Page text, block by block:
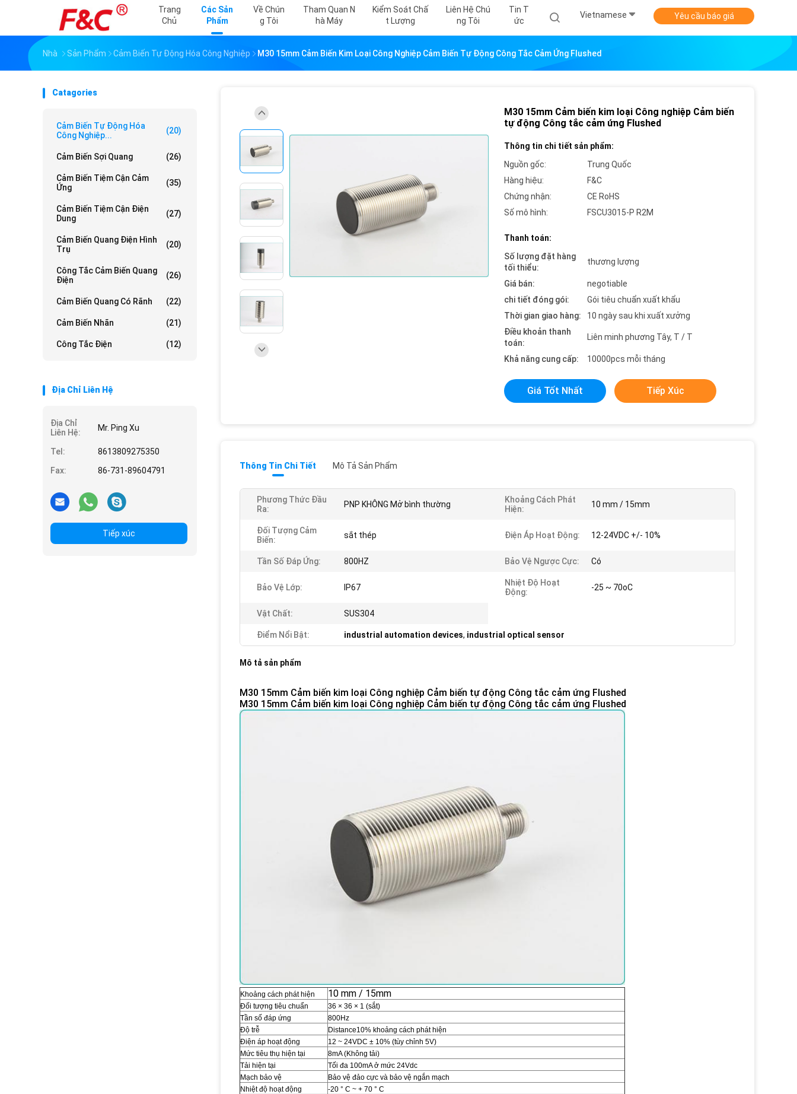
Trang
Chủ
Các Sản
Phẩm
Về Chún
G Tôi
Tham Quan N
Hà Máy
Kiểm Soát Chấ
T Lượng
Liên Hệ Chú
Ng Tôi
Tin T
Ức
Vietnamese Yêu cầu báo giá
Nhà Sản Phẩm Cảm Biến Tự Động Hóa Công Nghiệp M30 15mm Cảm Biến Kim Loại Công Nghiệp Cảm Biến Tự Động Công Tắc Cảm Ứng Flushed
Catagories
Cảm Biến Tự Động Hóa
Công Nghiệp...
(20)
Cảm Biến Sợi Quang (26)
Cảm Biến Tiệm Cận Cảm
Ứng
(35)
Cảm Biến Tiệm Cận Điện
Dung
(27)
Cảm Biến Quang Điện Hình
Trụ
(20)
Công Tắc Cảm Biến Quang
Điện
(26)
Cảm Biến Quang Có Rãnh (22)
Cảm Biến Nhãn (21)
Công Tắc Điện (12)
Địa Chỉ Liên Hệ
Địa Chỉ
Liên Hệ:
Mr. Ping Xu
Tel:
8613809275350
Fax:
86-731-89604791
Tiếp xúc
M30 15mm Cảm biến kim loại Công nghiệp Cảm biến
tự động Công tắc cảm ứng Flushed
Thông tin chi tiết sản phẩm:
Nguồn gốc:
Trung Quốc
Hàng hiệu:
F&C
Chứng nhận:
CE RoHS
Số mô hình:
FSCU3015-P R2M
Thanh toán:
Số lượng đặt hàng
tối thiểu:
thương lượng
Giá bán:
negotiable
chi tiết đóng gói:
Gói tiêu chuẩn xuất khẩu
Thời gian giao hàng:
10 ngày sau khi xuất xưởng
Điều khoản thanh
toán:
Liên minh phương Tây, T / T
Khả năng cung cấp: 10000pcs mỗi tháng
Giá Tốt Nhất Tiếp Xúc
Thông Tin Chi Tiết Mô Tả Sản Phẩm
Phương Thức Đầu
Ra:
PNP KHÔNG Mở bình thường
Khoảng Cách Phát
Hiện:
10 mm / 15mm
Đối Tượng Cảm
Biến:
sắt thép Điện Áp Hoạt Động: 12-24VDC +/- 10%
Tần Số Đáp Ứng: 800HZ Bảo Vệ Ngược Cực: Có
Bảo Vệ Lớp: IP67
Nhiệt Độ Hoạt
Động:
-25 ~ 70oC
Vật Chất: SUS304
Điểm Nổi Bật: industrial automation devices, industrial optical sensor
Mô tả sản phẩm
M30 15mm Cảm biến kim loại Công nghiệp Cảm biến tự động Công tắc cảm ứng Flushed
M30 15mm Cảm biến kim loại Công nghiệp Cảm biến tự động Công tắc cảm ứng Flushed
Khoảng cách phát hiện 10 mm / 15mm
Đối tượng tiêu chuẩn
36 × 36 × 1 (sắt)
Tần số đáp ứng
800Hz
Độ trễ
Distance10% khoảng cách phát hiện
Điện áp hoạt động
12 ~ 24VDC ± 10% (tùy chỉnh 5V)
Mức tiêu thụ hiện tại
8mA (Không tải)
Tải hiện tại
Tối đa 100mA ở mức 24Vdc
Mạch bảo vệ
Bảo vệ đảo cực và bảo vệ ngắn mạch
Nhiệt độ hoạt động
-20 ° C ~ + 70 ° C